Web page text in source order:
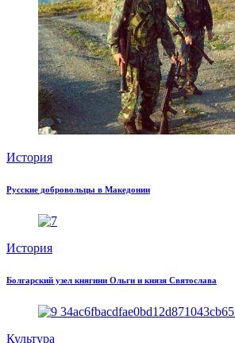
История
Русские добровольцы в Македонии
История
Болгарский узел княгини Ольги и князя Святослава
Культура